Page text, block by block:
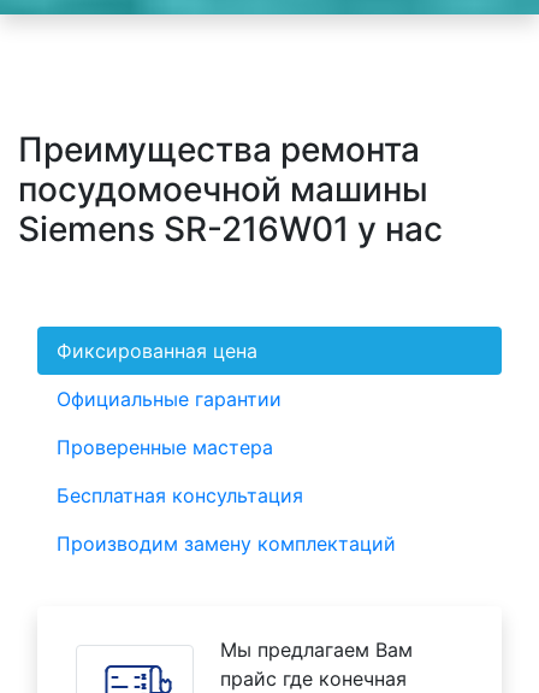
Преимущества ремонта
посудомоечной машины
Siemens SR-216W01 у нас
Фиксированная цена
Официальные гарантии
Проверенные мастера
Бесплатная консультация
Производим замену комплектаций
Мы предлагаем Вам
прайс где конечная